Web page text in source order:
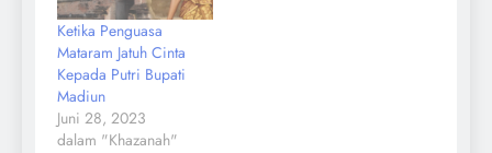
Ketika Penguasa
Mataram Jatuh Cinta
Kepada Putri Bupati
Madiun
Juni 28, 2023
dalam "Khazanah"